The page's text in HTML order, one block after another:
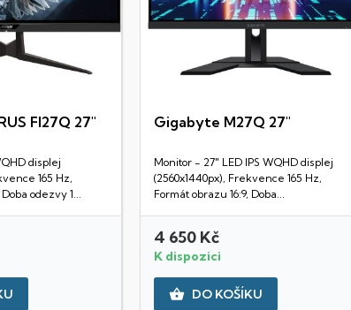
FI27Q 27"
displej
165 Hz,
odezvy 1...
Gigabyte M27Q 27"
Monitor - 27" LED IPS WQHD displej
(2560x1440px), Frekvence 165 Hz,
Formát obrazu 16:9, Doba...
4 650 Kč
K dispozici
 DO KOŠÍKU